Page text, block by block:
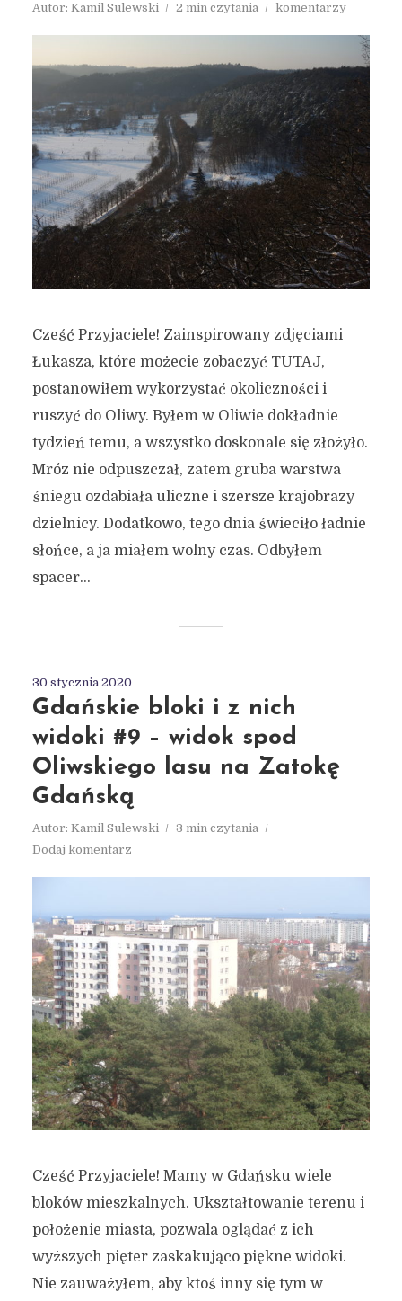
Autor: Kamil Sulewski 2 min czytania komentarzy
Cześć Przyjaciele! Zainspirowany zdjęciami
Łukasza, które możecie zobaczyć TUTAJ,
postanowiłem wykorzystać okoliczności i
ruszyć do Oliwy. Byłem w Oliwie dokładnie
tydzień temu, a wszystko doskonale się złożyło.
Mróz nie odpuszczał, zatem gruba warstwa
śniegu ozdabiała uliczne i szersze krajobrazy
dzielnicy. Dodatkowo, tego dnia świeciło ładnie
słońce, a ja miałem wolny czas. Odbyłem
spacer...
30 stycznia 2020
Gdańskie bloki i z nich
widoki #9 – widok spod
Oliwskiego lasu na Zatokę
Gdańską
Autor: Kamil Sulewski
3 min czytania
Dodaj komentarz
Cześć Przyjaciele! Mamy w Gdańsku wiele
bloków mieszkalnych. Ukształtowanie terenu i
położenie miasta, pozwala oglądać z ich
wyższych pięter zaskakująco piękne widoki.
Nie zauważyłem, aby ktoś inny się tym w